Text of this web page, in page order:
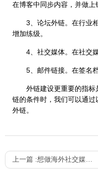
在博客中同步内容，并做上
3、论坛外链。在行业相
增加练级。
4、社交媒体。在社交媒
5、邮件链接。在签名档
外链建设更重要的指标
链的条件时，我们可以通
外链。
上一篇 :想做海外社交媒体营销，发帖频率怎么定比较好？